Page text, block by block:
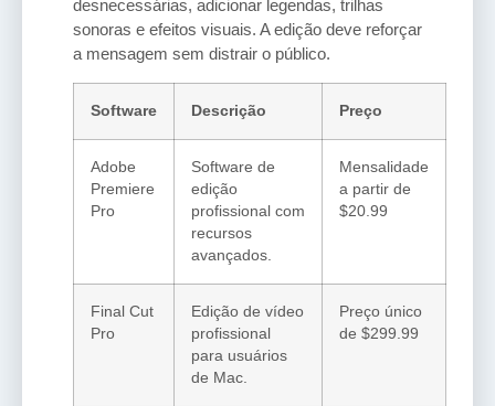
desnecessárias, adicionar legendas, trilhas
sonoras e efeitos visuais. A edição deve reforçar
a mensagem sem distrair o público.
Software Descrição Preço
Adobe
Premiere
Pro
Software de
edição
profissional com
recursos
avançados.
Mensalidade
a partir de
$20.99
Final Cut
Pro
Edição de vídeo
profissional
para usuários
de Mac.
Preço único
de $299.99